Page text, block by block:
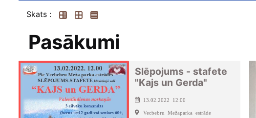
Skats :
Pasākumi
Slēpojums - stafete
"Kajs un Gerda"
13.02.2022 12:00
Vecbebru Mežaparka estrāde